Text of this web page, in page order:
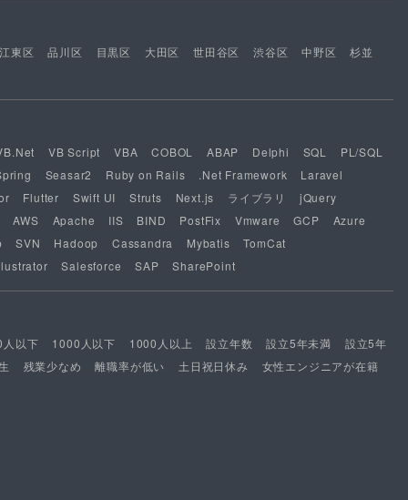
江東区 品川区 目黒区 大田区 世田谷区 渋谷区 中野区 杉並
VB Script VBA COBOL ABAP Delphi SQL
PL/SQL
Seasar2 Ruby on Rails .Net Framework
Laravel
Flutter Swift UI Struts Next.js ライブラリ
jQuery
AWS
Apache IIS BIND PostFix Vmware GCP
Azure
SVN Hadoop Cassandra Mybatis
TomCat
Salesforce SAP SharePoint
以下 1000人以下 1000人以上 設立年数 設立5年未満
設立5年
残業少なめ 離職率が低い 土日祝日休み 女性エンジニアが在籍